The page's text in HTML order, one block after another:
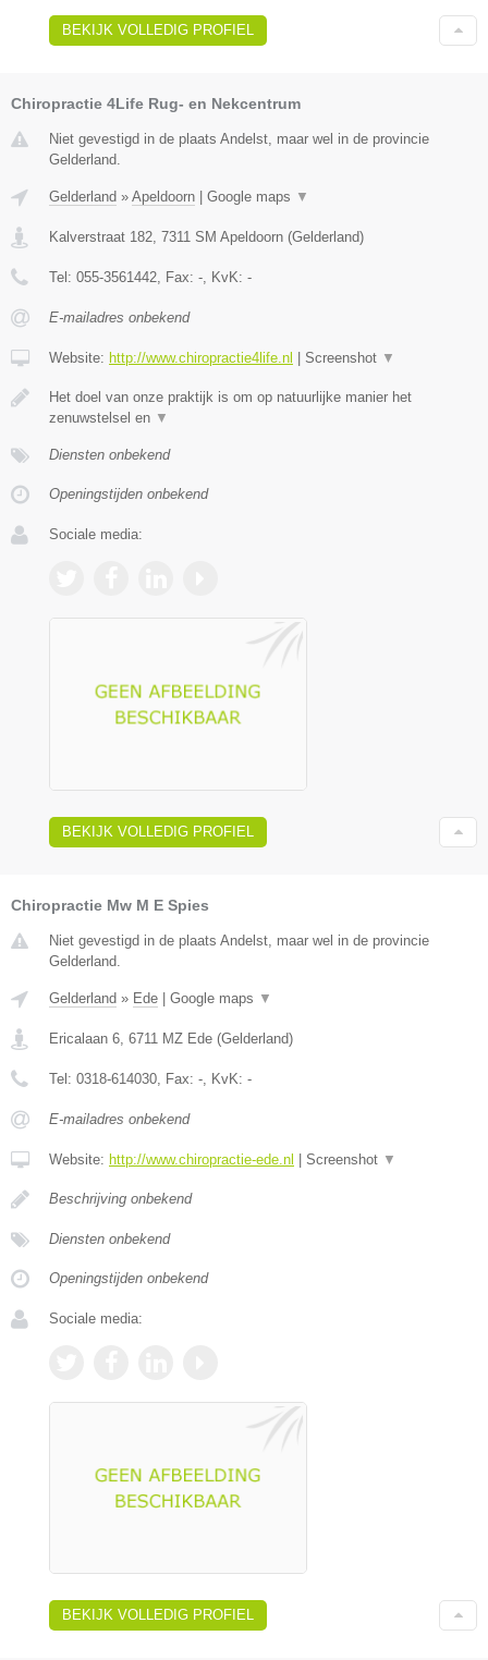
BEKIJK VOLLEDIG PROFIEL
Chiropractie 4Life Rug- en Nekcentrum
Niet gevestigd in de plaats Andelst, maar wel in de provincie
Gelderland.
Gelderland » Apeldoorn Google maps ▼
Kalverstraat 182 7311 SM Apeldoorn (Gelderland)
Tel: 055-3561442 , Fax: - , KvK: -
E-mailadres onbekend
Website: http://www.chiropractie4life.nl Screenshot ▼
Het doel van onze praktijk is om op natuurlijke manier het
zenuwstelsel en ▼
Diensten onbekend
Openingstijden onbekend
Sociale media:
BEKIJK VOLLEDIG PROFIEL
Chiropractie Mw M E Spies
Niet gevestigd in de plaats Andelst, maar wel in de provincie
Gelderland.
Gelderland » Ede | Google maps ▼
Ericalaan 6 6711 MZ Ede (Gelderland)
Tel: 0318-614030 , Fax: - , KvK: -
E-mailadres onbekend
Website: http://www.chiropractie-ede.nl | Screenshot ▼
Beschrijving onbekend
Diensten onbekend
Openingstijden onbekend
Sociale media:
BEKIJK VOLLEDIG PROFIEL